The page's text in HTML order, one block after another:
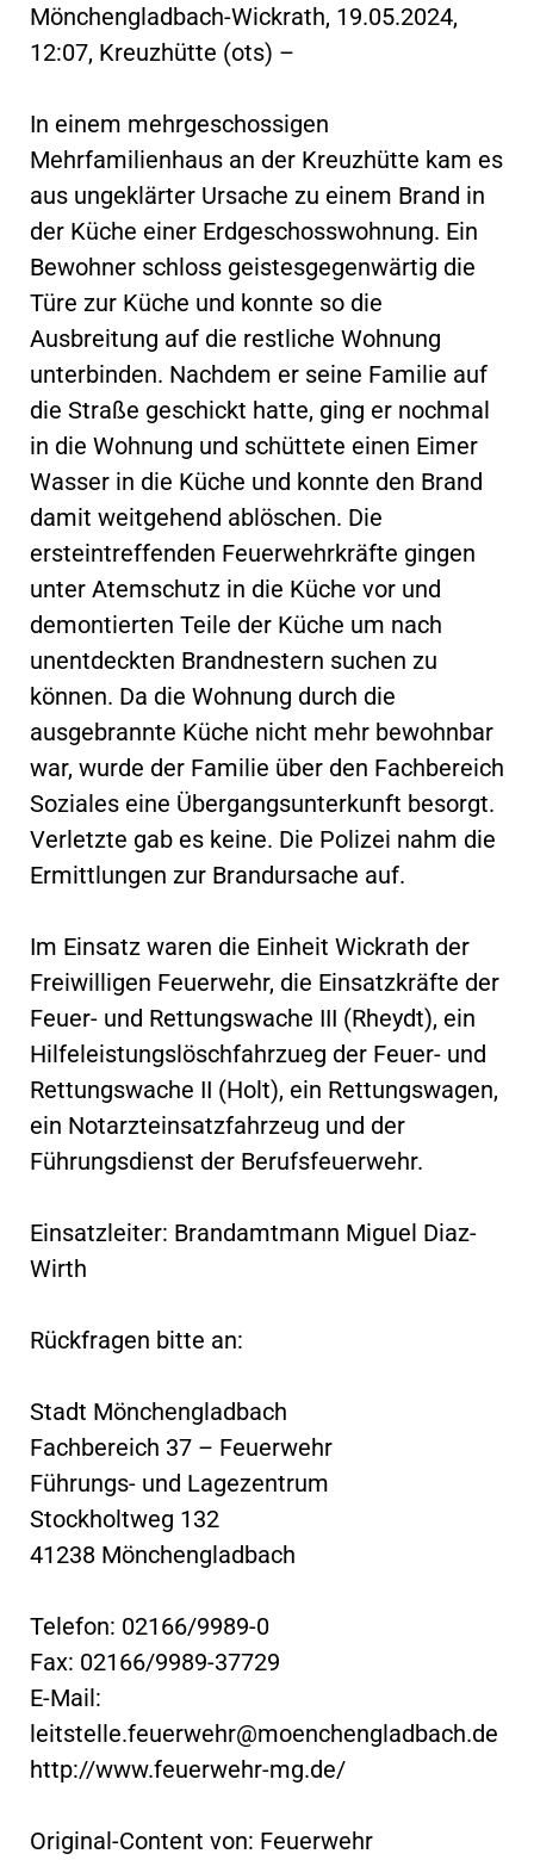
Mönchengladbach-Wickrath, 19.05.2024,
12:07, Kreuzhütte (ots) –
In einem mehrgeschossigen
Mehrfamilienhaus an der Kreuzhütte kam es
aus ungeklärter Ursache zu einem Brand in
der Küche einer Erdgeschosswohnung. Ein
Bewohner schloss geistesgegenwärtig die
Türe zur Küche und konnte so die
Ausbreitung auf die restliche Wohnung
unterbinden. Nachdem er seine Familie auf
die Straße geschickt hatte, ging er nochmal
in die Wohnung und schüttete einen Eimer
Wasser in die Küche und konnte den Brand
damit weitgehend ablöschen. Die
ersteintreffenden Feuerwehrkräfte gingen
unter Atemschutz in die Küche vor und
demontierten Teile der Küche um nach
unentdeckten Brandnestern suchen zu
können. Da die Wohnung durch die
ausgebrannte Küche nicht mehr bewohnbar
war, wurde der Familie über den Fachbereich
Soziales eine Übergangsunterkunft besorgt.
Verletzte gab es keine. Die Polizei nahm die
Ermittlungen zur Brandursache auf.
Im Einsatz waren die Einheit Wickrath der
Freiwilligen Feuerwehr, die Einsatzkräfte der
Feuer- und Rettungswache III (Rheydt), ein
Hilfeleistungslöschfahrzueg der Feuer- und
Rettungswache II (Holt), ein Rettungswagen,
ein Notarzteinsatzfahrzeug und der
Führungsdienst der Berufsfeuerwehr.
Einsatzleiter: Brandamtmann Miguel Diaz-
Wirth
Rückfragen bitte an:
Stadt Mönchengladbach
Fachbereich 37 – Feuerwehr
Führungs- und Lagezentrum
Stockholtweg 132
41238 Mönchengladbach
Telefon: 02166/9989-0
Fax: 02166/9989-37729
E-Mail:
leitstelle.feuerwehr@moenchengladbach.de
http://www.feuerwehr-mg.de/
Original-Content von: Feuerwehr